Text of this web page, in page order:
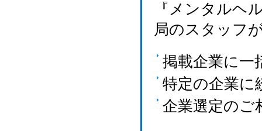
『メンタルヘ
局のスタッフ
掲載企業に一
特定の企業に
企業選定のご